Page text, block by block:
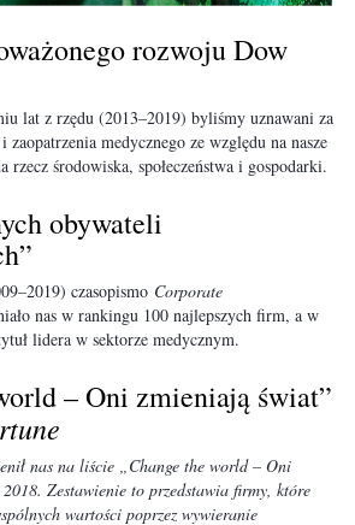
rozwoju Dow
lat z rzędu (2013–2019) byliśmy uznawani za
medycznego ze względu na nasze
rzecz środowiska, społeczeństwa i gospodarki.
obywateli
czasopismo Corporate
nas w rankingu 100 najlepszych firm, a w
lidera w sektorze medycznym.
– Oni zmieniają świat”
nas na liście „Change the world – Oni
Zestawienie to przedstawia firmy, które
wartości poprzez wywieranie